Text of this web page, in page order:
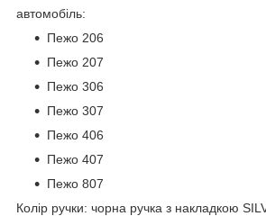
автомобіль:
Пежо 206
Пежо 207
Пежо 306
Пежо 307
Пежо 406
Пежо 407
Пежо 807
Колір ручки: чорна ручка з накладкою